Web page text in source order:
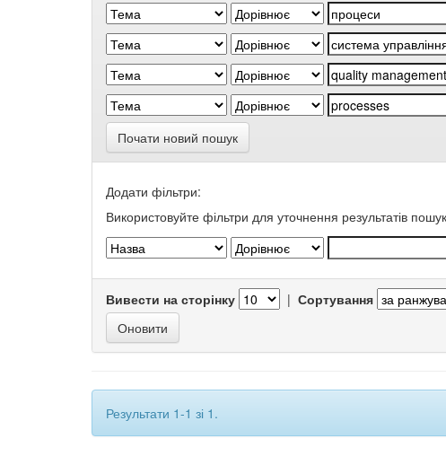
Почати новий пошук
Додати фільтри:
Використовуйте фільтри для уточнення результатів
Вивести на сторінку | Сортування
Результати 1-1 зі 1.